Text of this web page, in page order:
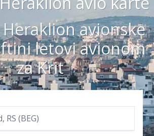
avionske
letovi avionom
za Krit